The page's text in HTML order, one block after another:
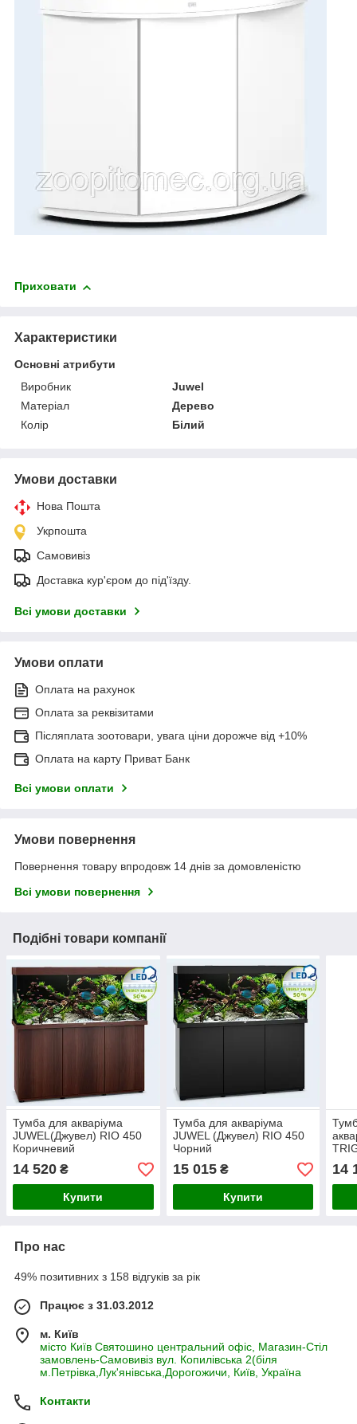
Приховати
Характеристики
Основні атрибути
Виробник
Juwel
Матеріал
Дерево
Колір
Білий
Умови доставки
Нова Пошта
Укрпошта
Самовивіз
Доставка кур'єром до під'їзду.
Всі умови доставки
Умови оплати
Оплата на рахунок
Оплата за реквізитами
Післяплата зоотовари, увага ціни дорожче від +10%
Оплата на карту Приват Банк
Всі умови оплати
Умови повернення
Повернення товару впродовж 14 днів за домовленістю
Всі умови повернення
Подібні товари компанії
Тумба для акваріума
JUWEL(Джувел) RIO 450
Коричневий
14 520 ₴
Купити
Тумба для акваріума
JUWEL (Джувел) RIO 450
Чорний
15 015₴
Купити
14
Про нас
49% позитивних з 158 відгуків за рік
Працює з 31.03.2012
м. Київ
місто Київ Святошино центральний офіс, Магазин-Стіл
замовлень-Самовивіз вул. Копилівська 2(біля
м.Петрівка,Лук'янівська,Дорогожичи, Київ, Україна
Контакти